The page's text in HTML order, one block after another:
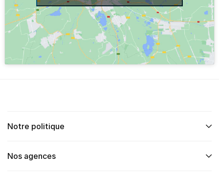
Notre politique
Nos agences